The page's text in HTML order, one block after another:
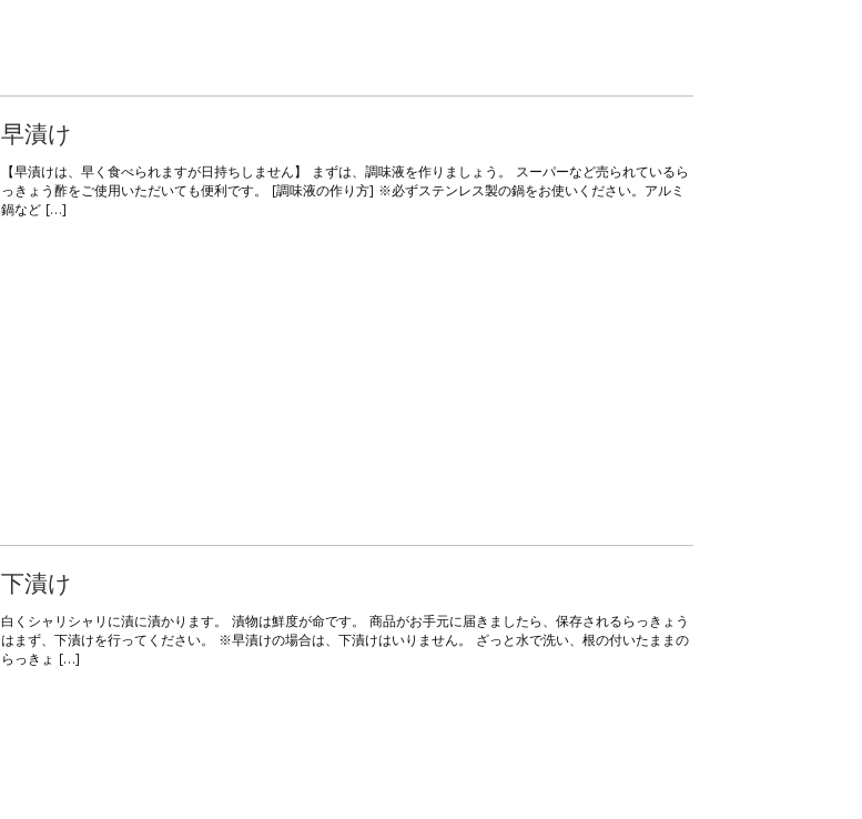
早漬け
【早漬けは、早く食べられますが日持ちしません】 まずは、調味液を作りましょう。 スーパーなど売られているら
っきょう酢をご使用いただいても便利です。 [調味液の作り方] ※必ずステンレス製の鍋をお使いください。アルミ
鍋など […]
下漬け
白くシャリシャリに漬に漬かります。 漬物は鮮度が命です。 商品がお手元に届きましたら、保存されるらっきょう
はまず、下漬けを行ってください。 ※早漬けの場合は、下漬けはいりません。 ざっと水で洗い、根の付いたままの
らっきょ […]